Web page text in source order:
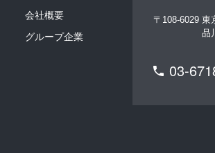
会社概要
グループ企業
〒108-6029 東
品
03-